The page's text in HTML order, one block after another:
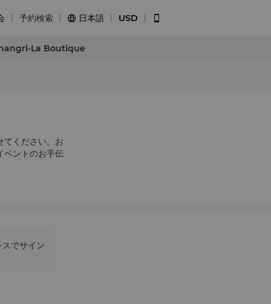
予約検索  日本語 USD 
La Boutique
てください。お
ベントのお手伝
でサイン